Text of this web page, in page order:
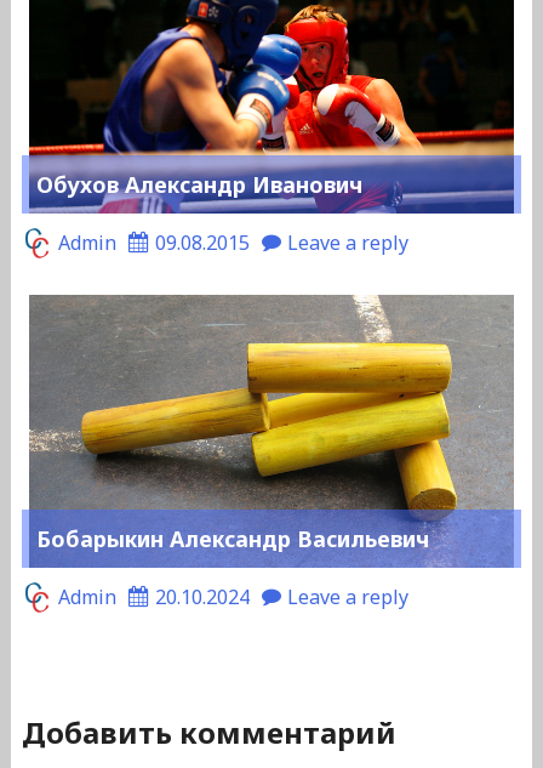
Обухов Александр Иванович
Admin 09.08.2015 Leave a reply
Бобарыкин Александр Васильевич
Admin 20.10.2024 Leave a reply
Добавить комментарий